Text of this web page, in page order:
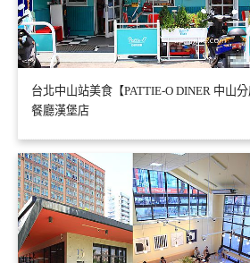
台北中山站美食【PATTIE-O DINER 中山
餐廳漢堡店